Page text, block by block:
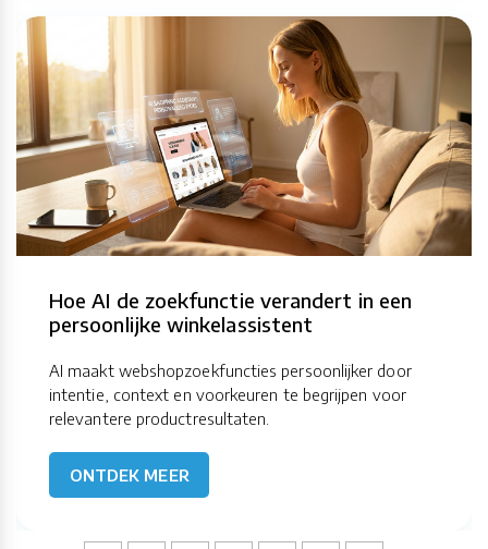
Hoe AI de zoekfunctie verandert in een
persoonlijke winkelassistent
AI maakt webshopzoekfuncties persoonlijker door
intentie, context en voorkeuren te begrijpen voor
relevantere productresultaten.
ONTDEK MEER